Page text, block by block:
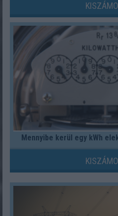
Mennyibe kerül egy kWh